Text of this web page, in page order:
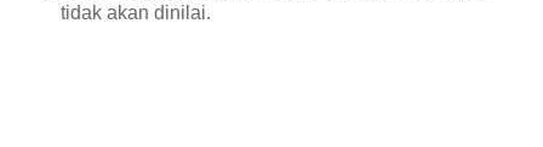
tidak akan dinilai.